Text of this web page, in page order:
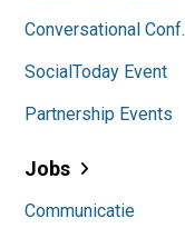
Conversational Conf.
SocialToday Event
Partnership Events
Jobs
Communicatie